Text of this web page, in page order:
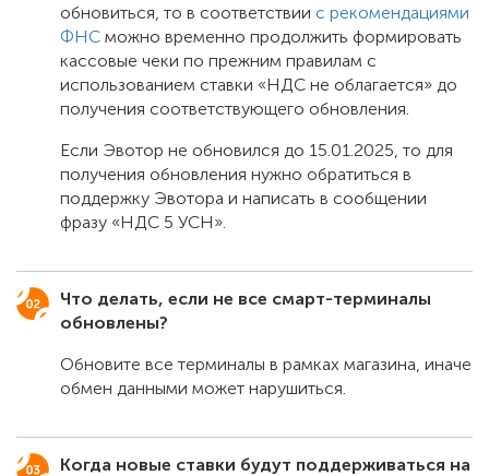
обновиться, то в соответствии с рекомендациями
ФНС можно временно продолжить формировать
кассовые чеки по прежним правилам с
использованием ставки «НДС не облагается» до
получения соответствующего обновления.
Если Эвотор не обновился до 15.01.2025, то для
получения обновления нужно обратиться в
поддержку Эвотора и написать в сообщении
фразу «НДС 5 УСН».
Что делать, если не все смарт-терминалы
обновлены?
Обновите все терминалы в рамках магазина, иначе
обмен данными может нарушиться.
Когда новые ставки будут поддерживаться на